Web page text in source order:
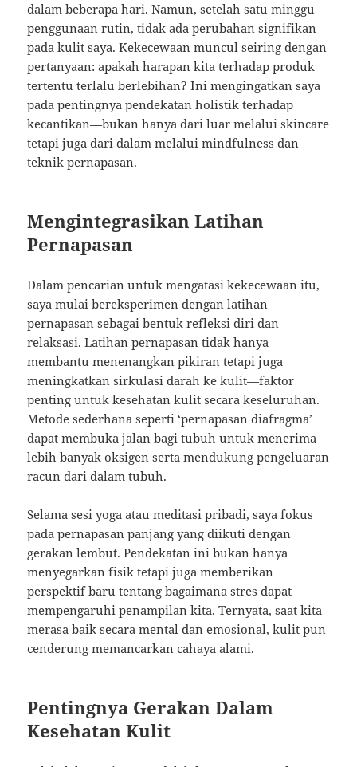
dalam beberapa hari. Namun, setelah satu minggu
penggunaan rutin, tidak ada perubahan signifikan
pada kulit saya. Kekecewaan muncul seiring dengan
pertanyaan: apakah harapan kita terhadap produk
tertentu terlalu berlebihan? Ini mengingatkan saya
pada pentingnya pendekatan holistik terhadap
kecantikan—bukan hanya dari luar melalui skincare
tetapi juga dari dalam melalui mindfulness dan
teknik pernapasan.
Mengintegrasikan Latihan
Pernapasan
Dalam pencarian untuk mengatasi kekecewaan itu,
saya mulai bereksperimen dengan latihan
pernapasan sebagai bentuk refleksi diri dan
relaksasi. Latihan pernapasan tidak hanya
membantu menenangkan pikiran tetapi juga
meningkatkan sirkulasi darah ke kulit—faktor
penting untuk kesehatan kulit secara keseluruhan.
Metode sederhana seperti ‘pernapasan diafragma’
dapat membuka jalan bagi tubuh untuk menerima
lebih banyak oksigen serta mendukung pengeluaran
racun dari dalam tubuh.
Selama sesi yoga atau meditasi pribadi, saya fokus
pada pernapasan panjang yang diikuti dengan
gerakan lembut. Pendekatan ini bukan hanya
menyegarkan fisik tetapi juga memberikan
perspektif baru tentang bagaimana stres dapat
mempengaruhi penampilan kita. Ternyata, saat kita
merasa baik secara mental dan emosional, kulit pun
cenderung memancarkan cahaya alami.
Pentingnya Gerakan Dalam
Kesehatan Kulit